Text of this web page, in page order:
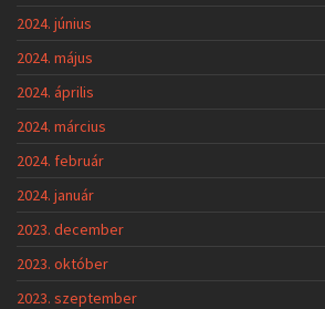
2024. június
2024. május
2024. április
2024. március
2024. február
2024. január
2023. december
2023. október
2023. szeptember